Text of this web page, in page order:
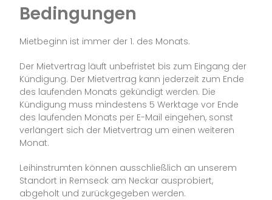
Bedingungen
Mietbeginn ist immer der 1. des Monats.
Der Mietvertrag läuft unbefristet bis zum Eingang der
Kündigung. Der Mietvertrag kann jederzeit zum Ende
des laufenden Monats gekündigt werden. Die
Kündigung muss mindestens 5 Werktage vor Ende
des laufenden Monats per E-Mail eingehen, sonst
verlängert sich der Mietvertrag um einen weiteren
Monat.
Leihinstrumten können ausschließlich an unserem
Standort in Remseck am Neckar ausprobiert,
abgeholt und zurückgegeben werden.